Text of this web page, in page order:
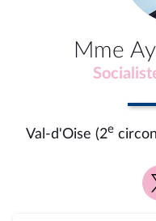
Mme
Val-d'Oise (2e